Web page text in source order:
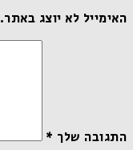
האימייל לא יוצג באתר.
התגובה שלך *